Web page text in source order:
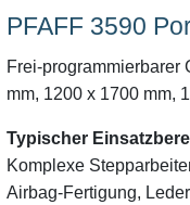
PFAFF 3590
Frei-programmierbarer
mm, 1200 x 1700 mm,
Typischer
Komplexe
Airbag-Fertigung,